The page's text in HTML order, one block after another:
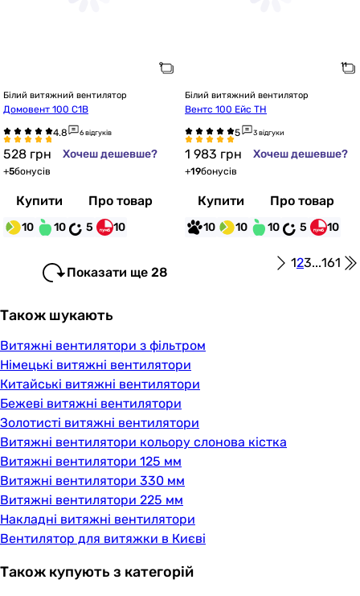
Білий витяжний вентилятор
Домовент 100 С1В
6 відгуків
528 грн Хочеш дешевше?
+5бонусів
Купити Про товар
10 10 5 10
Білий витяжний вентилятор
Вентс 100 Ейс ТН
3 відгуки
1 983 грн Хочеш дешевше?
+19бонусів
Купити Про товар
10 10 10 5 10
Показати ще 28
123...161
Також шукають
Витяжні вентилятори з фільтром
Німецькі витяжні вентилятори
Китайські витяжні вентилятори
Бежеві витяжні вентилятори
Золотисті витяжні вентилятори
Витяжні вентилятори кольору слонова кістка
Витяжні вентилятори 125 мм
Витяжні вентилятори 330 мм
Витяжні вентилятори 225 мм
Накладні витяжні вентилятори
Вентилятор для витяжки в Києві
Також купують з категорій